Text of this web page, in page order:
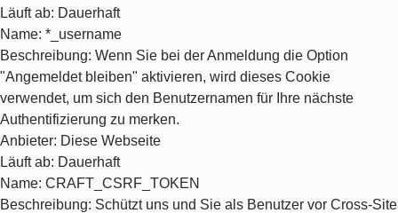
Läuft ab: Dauerhaft
Name: *_username
Beschreibung: Wenn Sie bei der Anmeldung die Option
"Angemeldet bleiben" aktivieren, wird dieses Cookie
verwendet, um sich den Benutzernamen für Ihre nächste
Authentifizierung zu merken.
Anbieter: Diese Webseite
Läuft ab: Dauerhaft
Name: CRAFT_CSRF_TOKEN
Beschreibung: Schützt uns und Sie als Benutzer vor Cross-Site